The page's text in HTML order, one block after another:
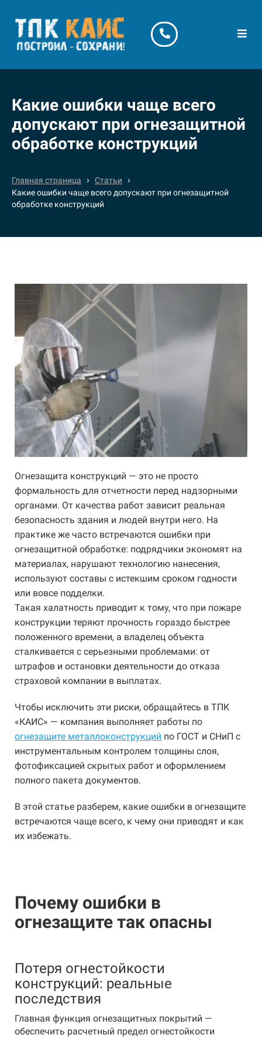
Какие ошибки чаще всего
допускают при огнезащитной
обработке конструкций
Главная страница › Статьи ›
Какие ошибки чаще всего допускают при огнезащитной
обработке конструкций
Огнезащита конструкций — это не просто
формальность для отчетности перед надзорными
органами. От качества работ зависит реальная
безопасность здания и людей внутри него. На
практике же часто встречаются ошибки при
огнезащитной обработке: подрядчики экономят на
материалах, нарушают технологию нанесения,
используют составы с истекшим сроком годности
или вовсе подделки.
Такая халатность приводит к тому, что при пожаре
конструкции теряют прочность гораздо быстрее
положенного времени, а владелец объекта
сталкивается с серьезными проблемами: от
штрафов и остановки деятельности до отказа
страховой компании в выплатах.
Чтобы исключить эти риски, обращайтесь в ТПК
«КАИС» — компания выполняет работы по
огнезащите металлоконструкций по ГОСТ и СНиП с
инструментальным контролем толщины слоя,
фотофиксацией скрытых работ и оформлением
полного пакета документов.
В этой статье разберем, какие ошибки в огнезащите
встречаются чаще всего, к чему они приводят и как
их избежать.
Почему ошибки в
огнезащите так опасны
Потеря огнестойкости
конструкций: реальные
последствия
Главная функция огнезащитных покрытий —
обеспечить расчетный предел огнестойкости